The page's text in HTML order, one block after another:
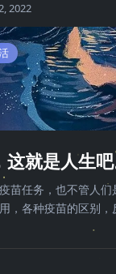
2022
就是人生吧
苗任务，也不管人
，各种疫苗的区别